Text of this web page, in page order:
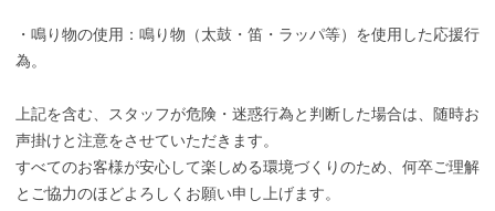
・鳴り物の使用：鳴り物（太鼓・笛・ラッパ等）を使用した応援行
為。
上記を含む、スタッフが危険・迷惑行為と判断した場合は、随時お
声掛けと注意をさせていただきます。
すべてのお客様が安心して楽しめる環境づくりのため、何卒ご理解
とご協力のほどよろしくお願い申し上げます。